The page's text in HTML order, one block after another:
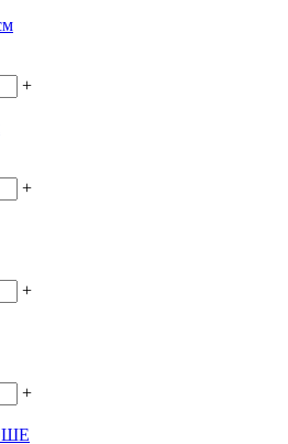
+
+
+
+